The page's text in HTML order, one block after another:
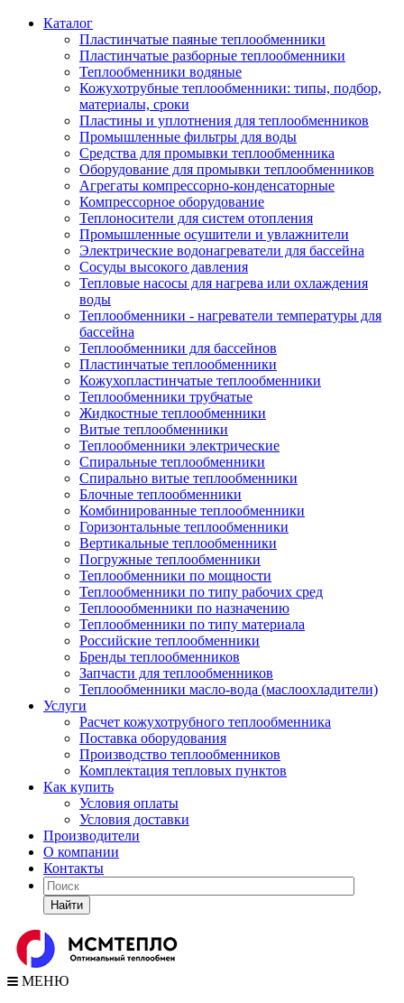
Каталог
Пластинчатые паяные теплообменники
Пластинчатые разборные теплообменники
Теплообменники водяные
Кожухотрубные теплообменники: типы, подбор,
материалы, сроки
Пластины и уплотнения для теплообменников
Промышленные фильтры для воды
Средства для промывки теплообменника
Оборудование для промывки теплообменников
Агрегаты компрессорно-конденсаторные
Компрессорное оборудование
Теплоносители для систем отопления
Промышленные осушители и увлажнители
Электрические водонагреватели для бассейна
Сосуды высокого давления
Тепловые насосы для нагрева или охлаждения
воды
Теплообменники - нагреватели температуры для
бассейна
Теплообменники для бассейнов
Пластинчатые теплообменники
Кожухопластинчатые теплообменники
Теплообменники трубчатые
Жидкостные теплообменники
Витые теплообменники
Теплообменники электрические
Спиральные теплообменники
Спирально витые теплообменники
Блочные теплообменники
Комбинированные теплообменники
Горизонтальные теплообменники
Вертикальные теплообменники
Погружные теплообменники
Теплообменники по мощности
Теплообменники по типу рабочих сред
Теплоообменники по назначению
Теплообменники по типу материала
Российские теплообменники
Бренды теплообменников
Запчасти для теплообменников
Теплообменники масло-вода (маслоохладители)
Услуги
Расчет кожухотрубного теплообменника
Поставка оборудования
Производство теплообменников
Комплектация тепловых пунктов
Как купить
Условия оплаты
Условия доставки
Производители
О компании
Контакты
Найти
МЕНЮ